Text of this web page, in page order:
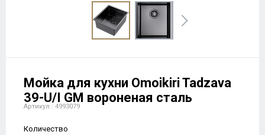
Мойка для кухни Omoikiri Tadzava
39-U/I GM вороненая сталь
Артикул : 4993079
Количество